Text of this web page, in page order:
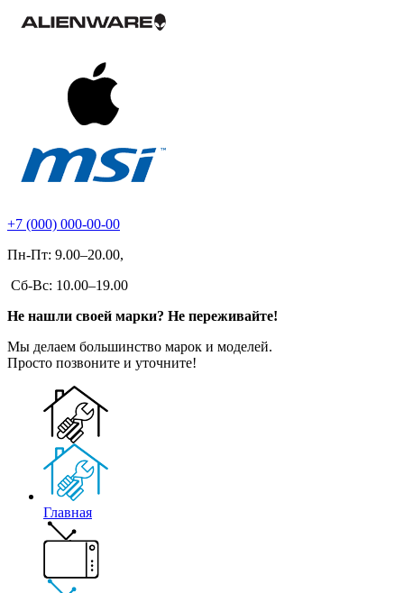
+7 (000) 000-00-00
Пн-Пт: 9.00–20.00,
Сб-Вс: 10.00–19.00
Не нашли своей марки? Не переживайте!
Мы делаем большинство марок и моделей.
Просто позвоните и уточните!
Главная